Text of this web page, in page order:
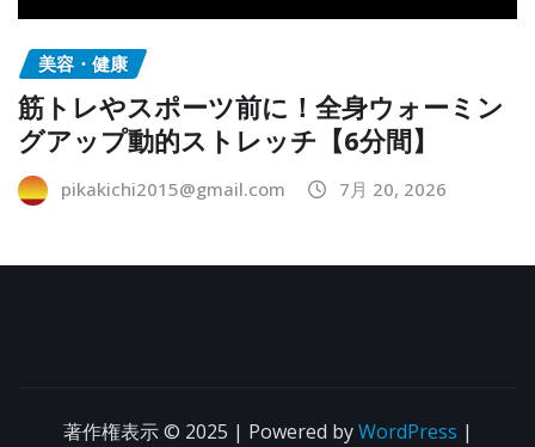
美容・健康
筋トレやスポーツ前に！全身ウォーミン
グアップ動的ストレッチ【6分間】
pikakichi2015@gmail.com 7月 20, 2026
著作権表示 © 2025 | Powered byWordPress |